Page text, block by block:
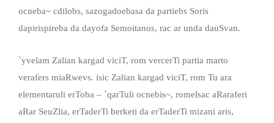
ocneba~ cdilobs, sazogadoebasa da partiebs Soris
dapirispireba da dayofa Semoitanos, rac ar unda dauSvan.
`yvelam Zalian kargad viciT, rom vercerTi partia marto
verafers miaRwevs. isic Zalian kargad viciT, rom Tu ara
elementaruli erToba – `qarTuli ocnebis~, romelsac aRaraferi
aRar SeuZlia, erTaderTi berketi da erTaderTi mizani aris,